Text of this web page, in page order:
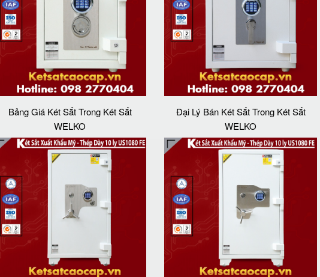
Bảng Giá Két Sắt Trong Két Sắt
WELKO
Đại Lý Bán Két Sắt Trong Két Sắt
WELKO